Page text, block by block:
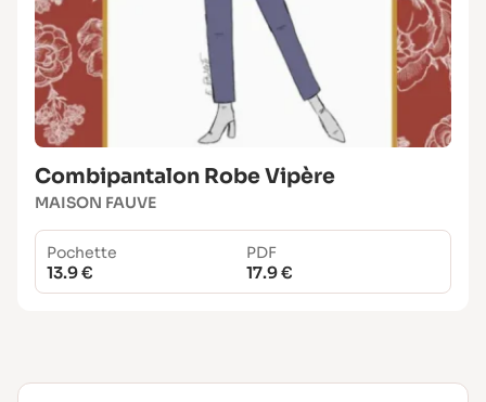
Combipantalon Robe Vipère
MAISON FAUVE
Pochette
13.9 €
PDF
17.9 €